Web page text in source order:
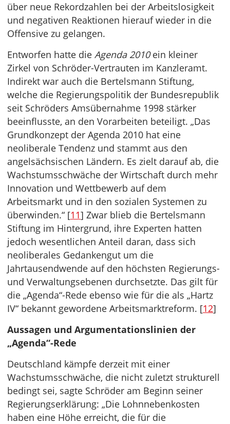
über neue Rekordzahlen bei der Arbeitslosigkeit
und negativen Reaktionen hierauf wieder in die
Offensive zu gelangen.
Entworfen hatte die Agenda 2010ein kleiner
Zirkel von Schröder-Vertrauten im Kanzleramt.
Indirekt war auch die Bertelsmann Stiftung,
welche die Regierungspolitik der Bundesrepublik
seit Schröders Amsübernahme 1998 stärker
beeinflusste, an den Vorarbeiten beteiligt. „Das
Grundkonzept der Agenda 2010 hat eine
neoliberale Tendenz und stammt aus den
angelsächsischen Ländern. Es zielt darauf ab, die
Wachstumsschwäche der Wirtschaft durch mehr
Innovation und Wettbewerb auf dem
Arbeitsmarkt und in den sozialen Systemen zu
überwinden.“ [11] Zwar blieb die Bertelsmann
Stiftung im Hintergrund, ihre Experten hatten
jedoch wesentlichen Anteil daran, dass sich
neoliberales Gedankengut um die
Jahrtausendwende auf den höchsten Regierungs-
und Verwaltungsebenen durchsetzte. Das gilt für
die „Agenda“-Rede ebenso wie für die als „Hartz
IV“ bekannt gewordene Arbeitsmarktreform. [12]
Aussagen und Argumentationslinien der
„Agenda“-Rede
Deutschland kämpfe derzeit mit einer
Wachstumsschwäche, die nicht zuletzt strukturell
bedingt sei, sagte Schröder am Beginn seiner
Regierungserklärung: „Die Lohnnebenkosten
haben eine Höhe erreicht, die für die